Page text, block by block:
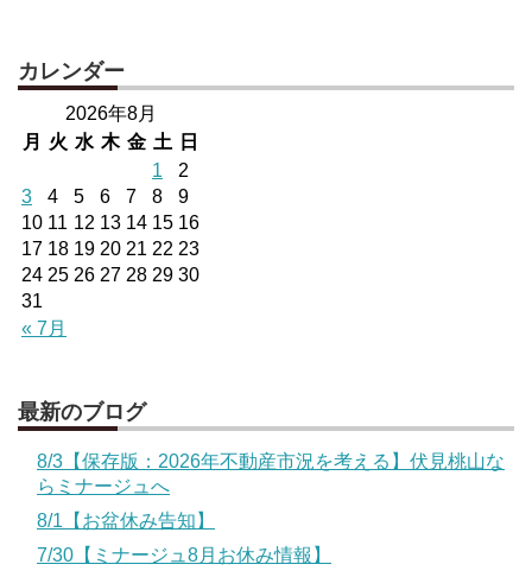
カレンダー
2026年8月
月
火 水 木 金 土 日
« 7月
1
2
3
4 5 6 7 8
9
10 11 12 13 14 15 16
17 18 19 20 21 22 23
24 25 26 27 28 29 30
31
最新のブログ
8/3【保存版：2026年不動産市況を考える】伏見桃山な
らミナージュへ
8/1【お盆休み告知】
7/30【ミナージュ8月お休み情報】